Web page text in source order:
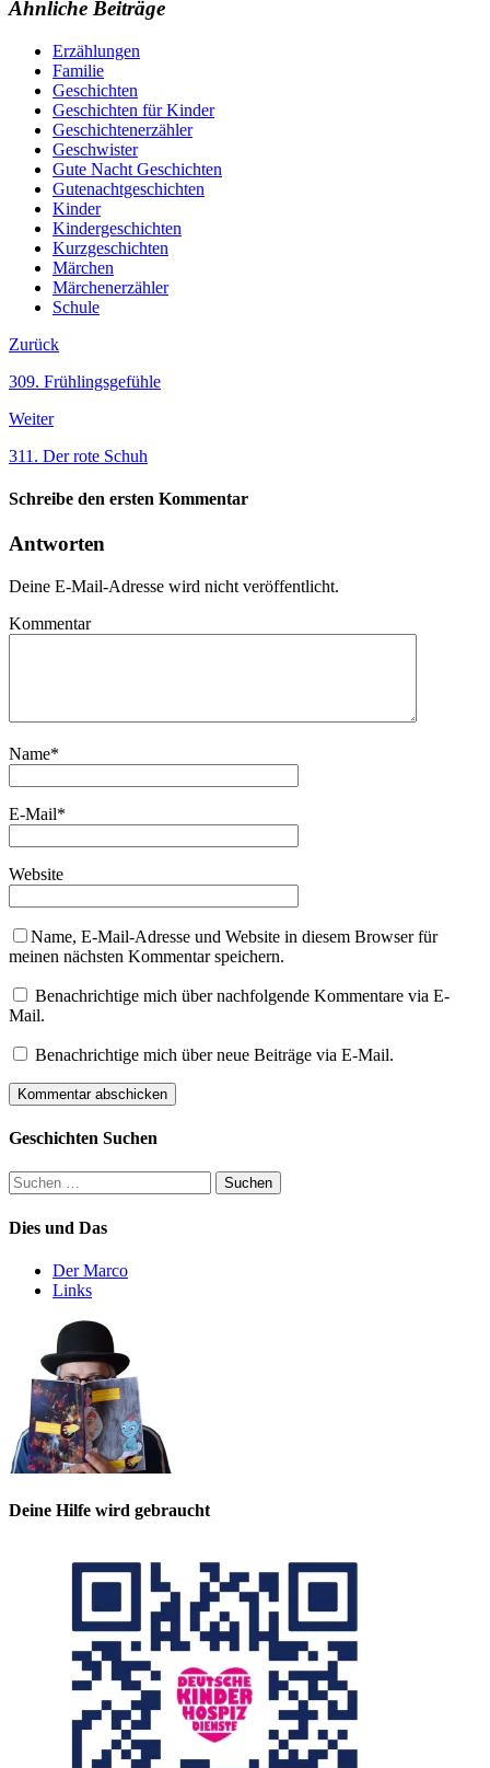
Ähnliche Beiträge
Erzählungen
Familie
Geschichten
Geschichten für Kinder
Geschichtenerzähler
Geschwister
Gute Nacht Geschichten
Gutenachtgeschichten
Kinder
Kindergeschichten
Kurzgeschichten
Märchen
Märchenerzähler
Schule
Zurück
309. Frühlingsgefühle
Weiter
311. Der rote Schuh
Schreibe den ersten Kommentar
Antworten
Deine E-Mail-Adresse wird nicht veröffentlicht.
Kommentar
Name*
E-Mail*
Website
Name, E-Mail-Adresse und Website in diesem Browser für
meinen nächsten Kommentar speichern.
Benachrichtige mich über nachfolgende Kommentare via E-
Mail.
Benachrichtige mich über neue Beiträge via E-Mail.
Geschichten Suchen
Suchen
nach:
Dies und Das
Der Marco
Links
Deine Hilfe wird gebraucht